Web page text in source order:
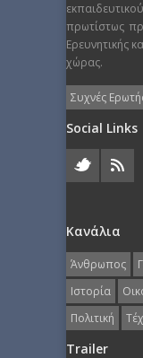
πρωτίστως
Ερευνητικής
χώρας.
Συχνές
Social Links
Κανάλια
Άνθρωπος
Ιστορία
Πολιτική
Trailer